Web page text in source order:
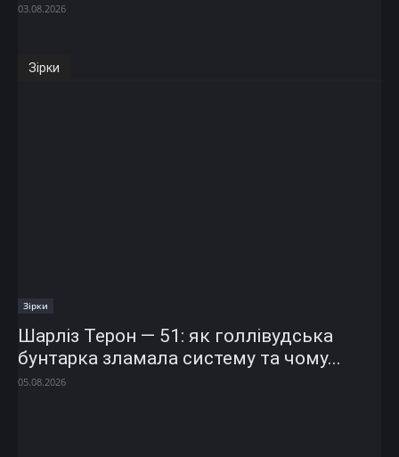
03.08.2026
Зірки
Зірки
Шарліз Терон — 51: як голлівудська
бунтарка зламала систему та чому...
05.08.2026